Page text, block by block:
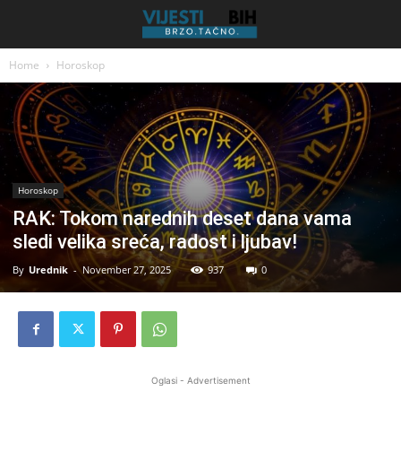
Home Horoskop
Horoskop
RAK: Tokom narednih deset dana vama
sledi velika sreća, radost i ljubav!
By Urednik - November 27, 2025 937 0
Oglasi - Advertisement